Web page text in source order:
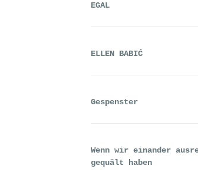
EGAL
ELLEN BABIĆ
Gespenster
Wenn wir einander
gequält haben